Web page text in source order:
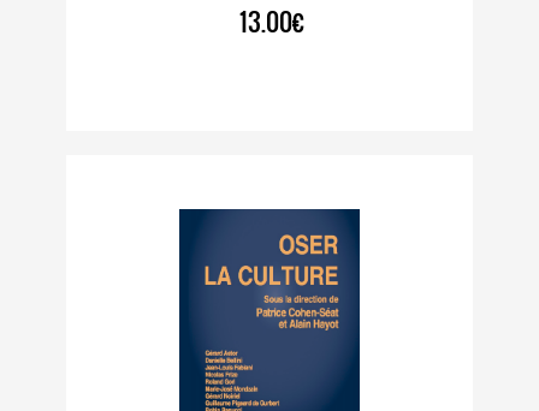
13.00€